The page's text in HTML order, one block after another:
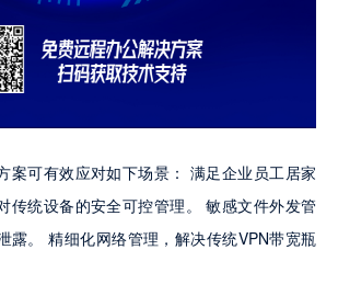
案可有效应对如下场景： 满足企业员工居家
传统设备的安全可控管理。 敏感文件外发管
露。 精细化网络管理，解决传统VPN带宽瓶